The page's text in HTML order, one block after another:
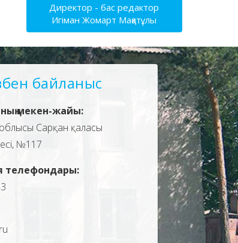
Директор - бас редактор
Игіман Жомарт Мақатұлы
байланыс
мекен-жайы:
Сарқан қаласы
№117
телефондары: